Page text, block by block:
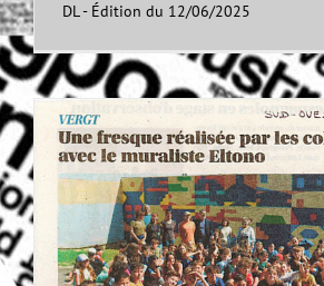
DL - Édition du 12/06/2025